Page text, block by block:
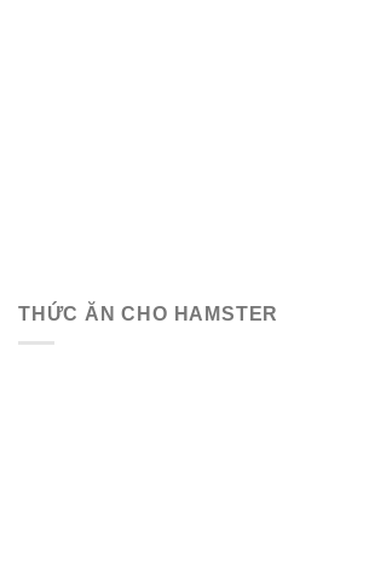
THỨC ĂN CHO HAMSTER